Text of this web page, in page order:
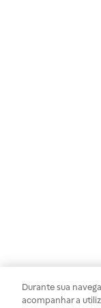
Durante sua
acompanhar a